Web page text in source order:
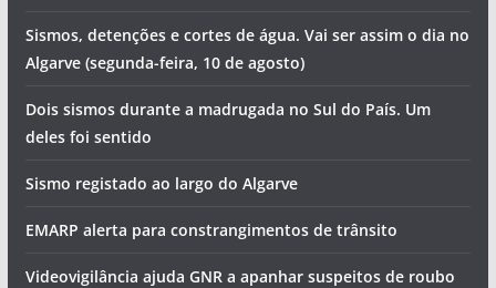
Sismos, detenções e cortes de água. Vai ser assim o dia no
Algarve (segunda-feira, 10 de agosto)
Dois sismos durante a madrugada no Sul do País. Um
deles foi sentido
Sismo registado ao largo do Algarve
EMARP alerta para constrangimentos de trânsito
Videovigilância ajuda GNR a apanhar suspeitos de roubo